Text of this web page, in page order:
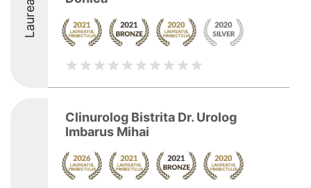
Laureați
Clinurolog Bistrita Dr. Urolog
Imbarus Mihai